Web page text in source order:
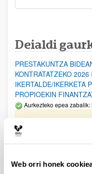
Web orri honek
Deialdi
PRESTAKUNTZA
KONTRATATZEKO
IKERTALDE/IKERKETA
PROPIOEKIN
Aurkezteko epea
ESKAERAK
UPV/EHUn Azpiegitura
Izapide irekia